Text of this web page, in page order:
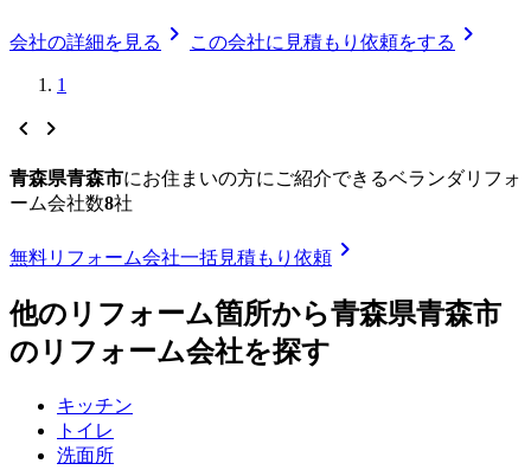
会社の詳細を見る chevron_right この会社に見積もり依頼をする chevron_right
1
chevron_left chevron_right
青森県青森市にお住まいの方にご紹介できるベランダリフォ
ーム会社数8社
無料リフォーム会社一括見積もり依頼 chevron_right
他のリフォーム箇所から青森県青森市
のリフォーム会社を探す
キッチン
トイレ
洗面所